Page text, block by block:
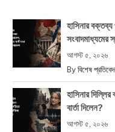
হাসিনার বক্তব্য
সংবাদমাধ্যমের
আগস্ট ৫, ২০২৬
By বিশেষ
হাসিনার
বার্তা দিলেন?
আগস্ট ৫, ২০২৬